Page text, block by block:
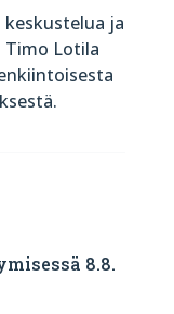
keskustelua ja
Timo Lotila
8.8.